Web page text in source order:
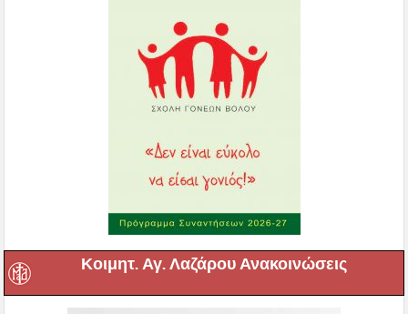
Κοιμητ. Αγ. Λαζάρου Ανακοινώσεις